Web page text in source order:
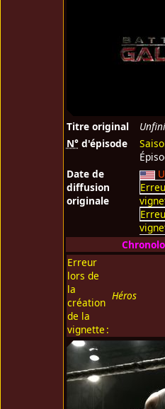
Titre original
N°d'épisode
Date de
diffusion
originale
Erreur
lors de
la
création
de la
vignette :
Héros